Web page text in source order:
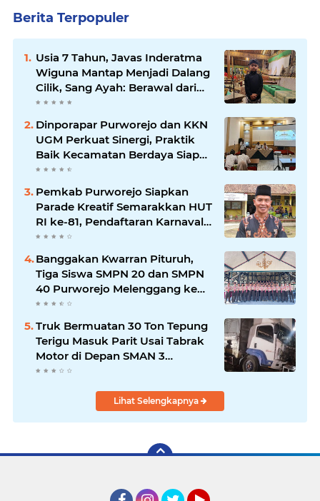
Berita Terpopuler
Usia 7 Tahun, Javas Inderatma
Wiguna Mantap Menjadi Dalang
Cilik, Sang Ayah: Berawal dari
Menonton Wayang di YouTube
Dinporapar Purworejo dan KKN
UGM Perkuat Sinergi, Praktik
Baik Kecamatan Berdaya Siap
Direplikasi
Pemkab Purworejo Siapkan
Parade Kreatif Semarakkan HUT
RI ke-81, Pendaftaran Karnaval
Resmi Dibuka
Banggakan Kwarran Pituruh,
Tiga Siswa SMPN 20 dan SMPN
40 Purworejo Melenggang ke
Jamnas Cibubur
Truk Bermuatan 30 Ton Tepung
Terigu Masuk Parit Usai Tabrak
Motor di Depan SMAN 3
Purworejo, Satu Orang Tewas
Lihat Selengkapnya